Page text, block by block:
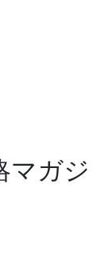
マガジ